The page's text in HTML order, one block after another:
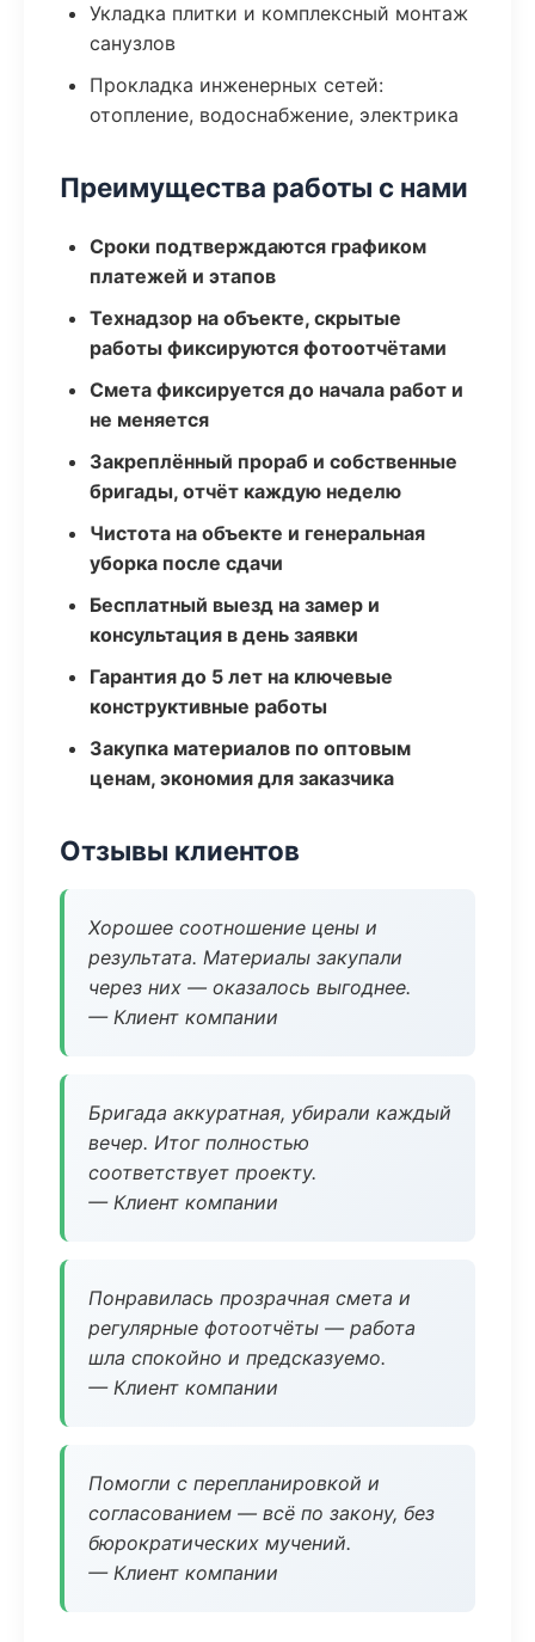
Укладка плитки и комплексный монтаж
санузлов
Прокладка инженерных сетей:
отопление, водоснабжение, электрика
Преимущества работы с нами
Сроки подтверждаются графиком
платежей и этапов
Технадзор на объекте, скрытые
работы фиксируются фотоотчётами
Смета фиксируется до начала работ и
не меняется
Закреплённый прораб и собственные
бригады, отчёт каждую неделю
Чистота на объекте и генеральная
уборка после сдачи
Бесплатный выезд на замер и
консультация в день заявки
Гарантия до 5 лет на ключевые
конструктивные работы
Закупка материалов по оптовым
ценам, экономия для заказчика
Отзывы клиентов
Хорошее соотношение цены и
результата. Материалы закупали
через них — оказалось выгоднее.
— Клиент компании
Бригада аккуратная, убирали каждый
вечер. Итог полностью
соответствует проекту.
— Клиент компании
Понравилась прозрачная смета и
регулярные фотоотчёты — работа
шла спокойно и предсказуемо.
— Клиент компании
Помогли с перепланировкой и
согласованием — всё по закону, без
бюрократических мучений.
— Клиент компании